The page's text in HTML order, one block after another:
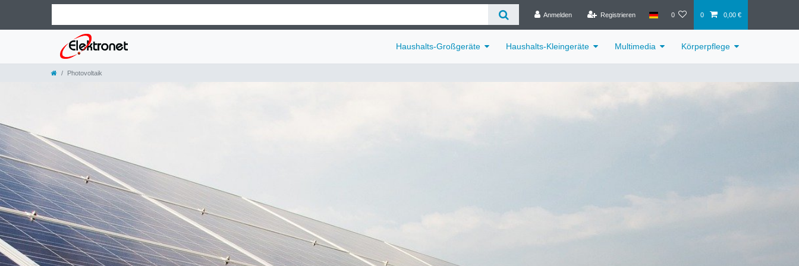
Anmelden Registrieren 0 0 0,00 €
Haushalts-Großgeräte Haushalts-Kleingeräte Multimedia Körperpflege
Photovoltaik